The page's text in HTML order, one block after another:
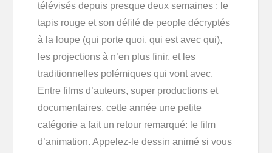
télévisés depuis presque deux semaines : le
tapis rouge et son défilé de people décryptés
à la loupe (qui porte quoi, qui est avec qui),
les projections à n’en plus finir, et les
traditionnelles polémiques qui vont avec.
Entre films d’auteurs, super productions et
documentaires, cette année une petite
catégorie a fait un retour remarqué: le film
d’animation. Appelez-le dessin animé si vous